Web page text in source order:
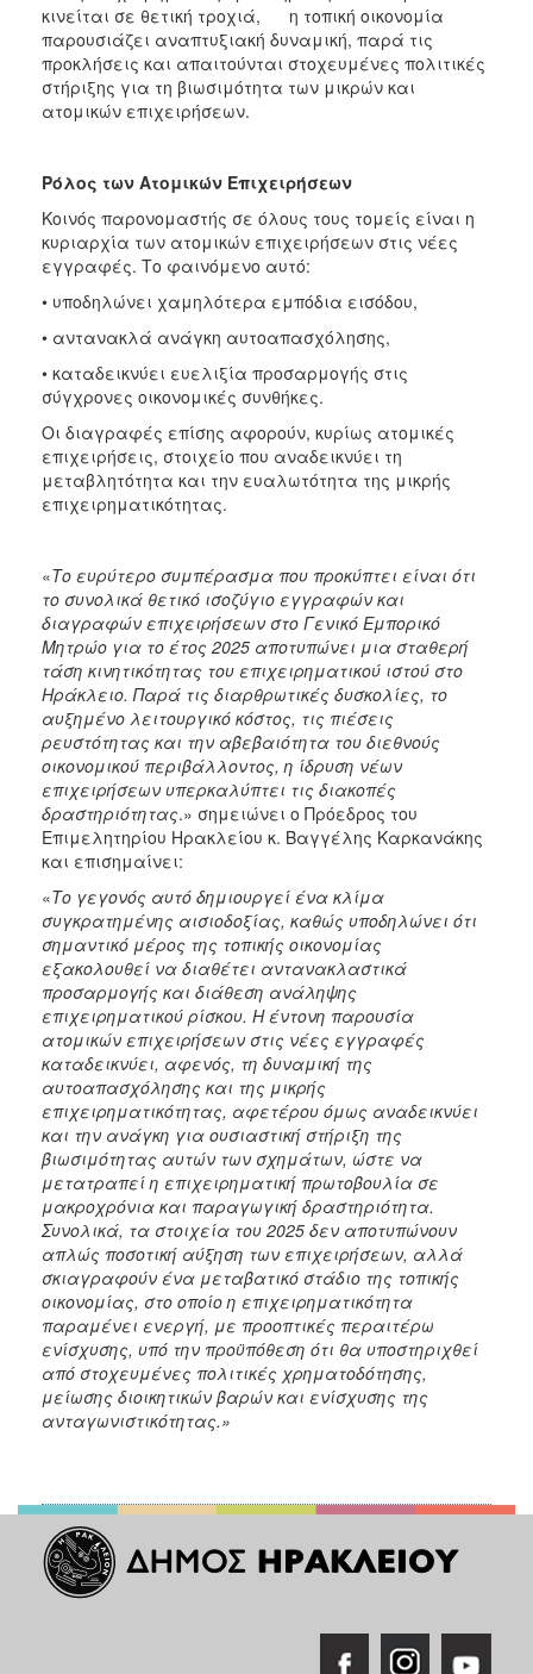
κινείται σε θετική τροχιά, η τοπική οικονομία
παρουσιάζει αναπτυξιακή δυναμική, παρά τις
προκλήσεις και απαιτούνται στοχευμένες πολιτικές
στήριξης για τη βιωσιμότητα των μικρών και
ατομικών επιχειρήσεων.
Ρόλος των Ατομικών Επιχειρήσεων
Κοινός παρονομαστής σε όλους τους τομείς είναι η
κυριαρχία των ατομικών επιχειρήσεων στις νέες
εγγραφές. Το φαινόμενο αυτό:
• υποδηλώνει χαμηλότερα εμπόδια εισόδου,
• αντανακλά ανάγκη αυτοαπασχόλησης,
• καταδεικνύει ευελιξία προσαρμογής στις
σύγχρονες οικονομικές συνθήκες.
Οι διαγραφές επίσης αφορούν, κυρίως ατομικές
επιχειρήσεις, στοιχείο που αναδεικνύει τη
μεταβλητότητα και την ευαλωτότητα της μικρής
επιχειρηματικότητας.
«Το ευρύτερο συμπέρασμα που προκύπτει είναι ότι
το συνολικά θετικό ισοζύγιο εγγραφών και
διαγραφών επιχειρήσεων στο Γενικό Εμπορικό
Μητρώο για το έτος 2025 αποτυπώνει μια σταθερή
τάση κινητικότητας του επιχειρηματικού ιστού στο
Ηράκλειο. Παρά τις διαρθρωτικές δυσκολίες, το
αυξημένο λειτουργικό κόστος, τις πιέσεις
ρευστότητας και την αβεβαιότητα του διεθνούς
οικονομικού περιβάλλοντος, η ίδρυση νέων
επιχειρήσεων υπερκαλύπτει τις διακοπές
δραστηριότητας.» σημειώνει ο Πρόεδρος του
Επιμελητηρίου Ηρακλείου κ. Βαγγέλης Καρκανάκης
και επισημαίνει:
«Το γεγονός αυτό δημιουργεί ένα κλίμα
συγκρατημένης αισιοδοξίας, καθώς υποδηλώνει ότι
σημαντικό μέρος της τοπικής οικονομίας
εξακολουθεί να διαθέτει αντανακλαστικά
προσαρμογής και διάθεση ανάληψης
επιχειρηματικού ρίσκου. Η έντονη παρουσία
ατομικών επιχειρήσεων στις νέες εγγραφές
καταδεικνύει, αφενός, τη δυναμική της
αυτοαπασχόλησης και της μικρής
επιχειρηματικότητας, αφετέρου όμως αναδεικνύει
και την ανάγκη για ουσιαστική στήριξη της
βιωσιμότητας αυτών των σχημάτων, ώστε να
μετατραπεί η επιχειρηματική πρωτοβουλία σε
μακροχρόνια και παραγωγική δραστηριότητα.
Συνολικά, τα στοιχεία του 2025 δεν αποτυπώνουν
απλώς ποσοτική αύξηση των επιχειρήσεων, αλλά
σκιαγραφούν ένα μεταβατικό στάδιο της τοπικής
οικονομίας, στο οποίο η επιχειρηματικότητα
παραμένει ενεργή, με προοπτικές περαιτέρω
ενίσχυσης, υπό την προϋπόθεση ότι θα υποστηριχθεί
από στοχευμένες πολιτικές χρηματοδότησης,
μείωσης διοικητικών βαρών και ενίσχυσης της
ανταγωνιστικότητας.»